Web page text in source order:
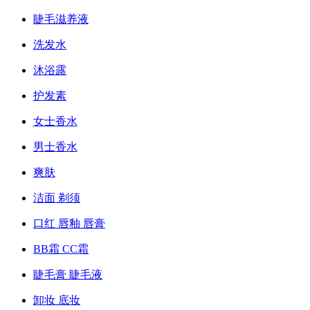
睫毛滋养液
洗发水
沐浴露
护发素
女士香水
男士香水
爽肤
洁面 剃须
口红 唇釉 唇膏
BB霜 CC霜
睫毛膏 睫毛液
卸妆 底妆